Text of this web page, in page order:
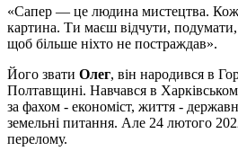
«Сапер — це людина мистецтва.
картина. Ти маєш відчути,
щоб більше ніхто не постраждав».
Його звати Олег, він народився в
Полтавщині. Навчався в
за фахом - економіст, життя -
земельні питання. Але 24 лютого
перелому.